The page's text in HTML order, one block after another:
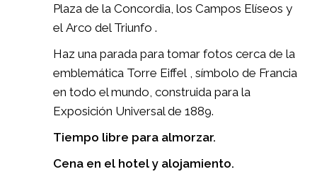
Plaza de la Concordia, los Campos Elíseos y
el Arco del Triunfo .
Haz una parada para tomar fotos cerca de la
emblemática Torre Eiffel , símbolo de Francia
en todo el mundo, construida para la
Exposición Universal de 1889.
Tiempo libre para almorzar.
Cena en el hotel y alojamiento.